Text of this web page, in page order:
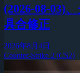
(2026-08-03)
具合修正
2026年8月4日
Counter-Strike 2 (CS2)